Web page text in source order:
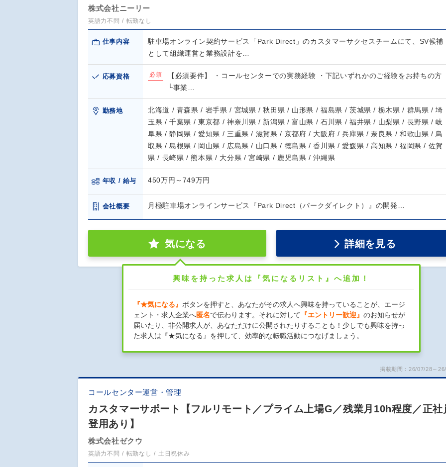
株式会社ニーリー
英語力不問 転勤なし
仕事内容
駐車場オンライン契約サービス「Park Direct」のカスタマーサクセスチームにて、SV候補
として組織運営と業務設計を…
応募資格 必須
【必須要件】 ・コールセンターでの実務経験 ・下記いずれかのご経験をお持ちの方
└事業…
勤務地
北海道 / 青森県 / 岩手県 / 宮城県 / 秋田県 / 山形県 / 福島県 / 茨城県 / 栃木県 / 群馬県 / 埼
玉県 / 千葉県 / 東京都 / 神奈川県 / 新潟県 / 富山県 / 石川県 / 福井県 / 山梨県 / 長野県 / 岐
阜県 / 静岡県 / 愛知県 / 三重県 / 滋賀県 / 京都府 / 大阪府 / 兵庫県 / 奈良県 / 和歌山県 / 鳥
取県 / 島根県 / 岡山県 / 広島県 / 山口県 / 徳島県 / 香川県 / 愛媛県 / 高知県 / 福岡県 / 佐賀
県 / 長崎県 / 熊本県 / 大分県 / 宮崎県 / 鹿児島県 / 沖縄県
年収 / 給与 450万円～749万円
会社概要 月極駐車場オンラインサービス『Park Direct（パークダイレクト）』の開発…
気になる 詳細を見る
興味を持った求人は『気になるリスト』へ追加！
『★気になる』 ボタンを押すと、あなたがその求人へ興味を持っていることが、エージ
ェント・求人企業へ匿名で伝わります。それに対して 『エントリー歓迎』 のお知らせが
届いたり、非公開求人が、あなただけに公開されたりすることも！少しでも興味を持っ
た求人は『★気になる』を押して、効率的な転職活動につなげましょう。
掲載期間：26/07/28～
コールセンター運営・管理
カスタマーサポート【フルリモート／プライム上場G／残業月10h程度／正社
登用あり】
株式会社ゼクウ
英語力不問 転勤なし 土日祝休み